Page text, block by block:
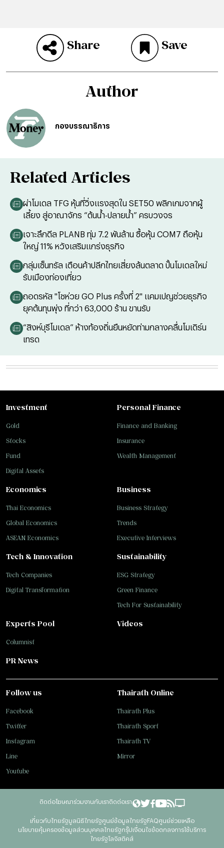
Share Save
Author
กองบรรณาธิการ
Related Articles
ผ่าโมเดล TFG หุ้นที่วิ่งแรงสุดใน SET50 พลิกเกมจากผู้
เลี้ยง สู่อาณาจักร “ต้นน้ำ-ปลายน้ำ” ครบวงจร
เจาะลึกดีล PLANB ทุ่ม 7.2 พันล้าน ซื้อหุ้น COM7 ถือหุ้น
ใหญ่ 11% หวังเสริมแกร่งธุรกิจ
กลุ่มเซ็นทรัล เตือนค้าปลีกไทยเสี่ยงล้นตลาด ปั้นโมเดลใหม่
รับเมืองท่องเที่ยว
ถอดรหัส "โชห่วย GO Plus ครั้งที่ 2" แคมเปญช่วยธุรกิจ
ยุคต้นทุนพุ่ง ที่กว่า 63,000 ร้าน ขานรับ
“สิงห์บุรีโมเดล” ห้างท้องถิ่นยืนหยัดท่ามกลางคลื่นโมเดิร์น
เทรด
Investment
Gold
Stocks
Fund
Digital Assets
Personal Finance
Finance and Banking
Insurance
Wealth Management
Business
Business Strategy
Trends
Executive Interviews
Tech & Innovation
Tech Companies
Digital Transformation
Sustainability
ESG Strategy
Green Finance
Tech For Sustainability
Economics
Thai Economics
Global Economics
ASEAN Economics
Experts Pool
Columnist
Videos
PR News
Follow us
Facebook
Twitter
Instagram
Line
Youtube
Thairath Online
Thairath Plus
Thairath Sport
Thairath TV
Mirror
ติดต่อโฆษณาร่วมงานกับเราติดต่อเรา
เกี่ยวกับไทยรัฐมูลนิธิไทยรัฐศูนย์ข้อมูลไทยรัฐFAQศูนย์ช่วยเหลือ
นโยบายคุ้มครองข้อมูลส่วนบุคคลไทยรัฐกรุ๊ปเงื่อนไขข้อตกลงการใช้บริการ
ไทยรัฐโลจิสติคส์